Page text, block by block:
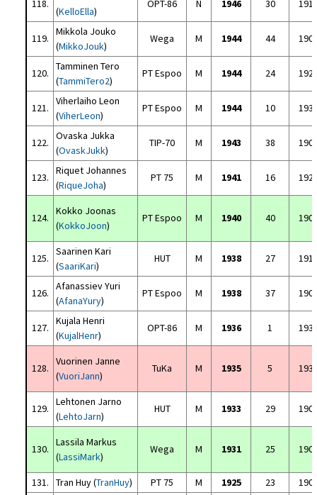
118.
(KelloElla)
OPT-86 N 1946 30
119.
Mikkola Jouko
(MikkoJouk)
Wega M 1944 44
120.
Tamminen Tero
(TammiTero2)
PT Espoo M 1944 24
121.
Viherlaiho Leon
(ViherLeon)
PT Espoo M 1944 10
122.
Ovaska Jukka
(OvaskJukk)
TIP-70 M 1943 38
123.
Riquet Johannes
(RiqueJoha)
PT 75 M 1941 16
124.
Kokko Joonas
(KokkoJoon)
PT Espoo M 1940 40
125.
Saarinen Kari
(SaariKari)
HUT M 1938 27
126.
Afanassiev Yuri
(AfanaYury)
PT Espoo M 1938 37
127.
Kujala Henri
(KujalHenr)
OPT-86 M 1936 1
128.
Vuorinen Janne
(VuoriJann)
TuKa M 1935 5
129.
Lehtonen Jarno
(LehtoJarn)
HUT M 1933 29
130.
Lassila Markus
(LassiMark)
Wega M 1931 25
131. Tran Huy (TranHuy) PT 75 M 1925 23